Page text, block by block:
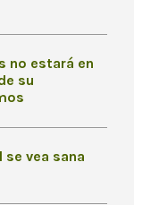
no estará en
su
vea sana